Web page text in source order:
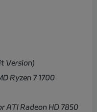
Version)
Ryzen 7 1700
ATI Radeon HD 7850